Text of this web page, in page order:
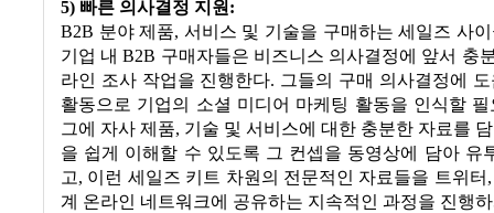
5) 빠른 의사결정 지원:
B2B 분야 제품, 서비스 및 기술을 구매하는 세일즈 사
기업 내 B2B 구매자들은 비즈니스 의사결정에 앞서 충
라인 조사 작업을 진행한다. 그들의 구매 의사결정에
활동으로 기업의 소셜 미디어 마케팅 활동을 인식할
그에 자사 제품, 기술 및 서비스에 대한 충분한 자료를
을 쉽게 이해할 수 있도록 그 컨셉을 동영상에 담아 유
고, 이런 세일즈 키트 차원의 전문적인 자료들을 트위터
계 온라인 네트워크에 공유하는 지속적인 과정을 진행